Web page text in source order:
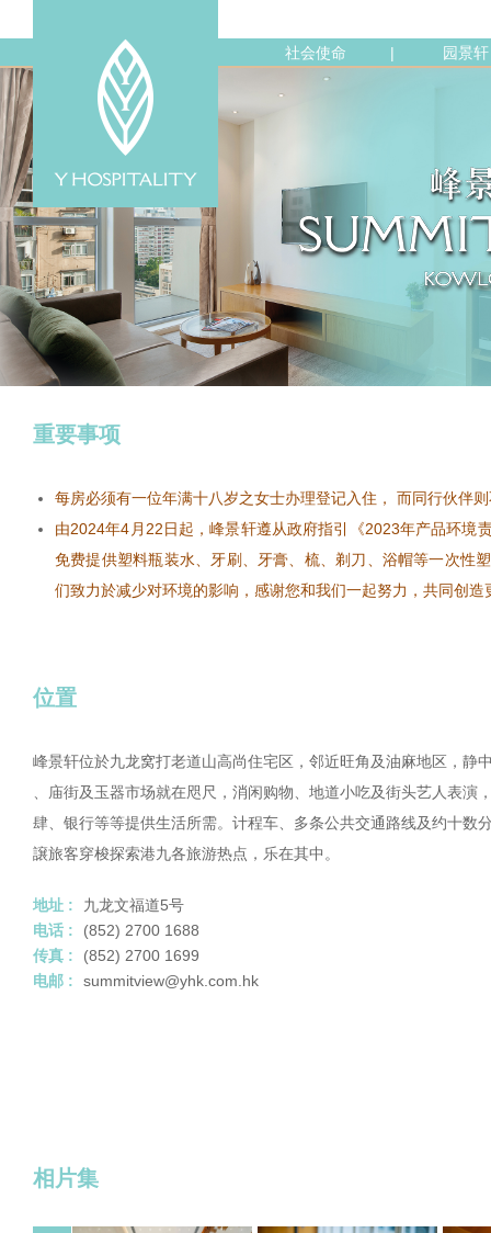
社会使命 | 园景轩
重要事项
每房必须有一位年满十八岁之女士办理登记入住， 而同行伙伴
由2024年4月22日起，峰景轩遵从政府指引《2023年产品环境
免费提供塑料瓶装水、牙刷、牙膏、梳、剃刀、浴帽等一次性
们致力於减少对环境的影响，感谢您和我们一起努力，共同创
位置
峰景轩位於九龙窝打老道山高尚住宅区，邻近旺角及油麻地区，静
、庙街及玉器市场就在咫尺，消闲购物、地道小吃及街头艺人表演
肆、银行等等提供生活所需。计程车、多条公共交通路线及约十数
譲旅客穿梭探索港九各旅游热点，乐在其中。
地址 :
九龙文福道5号
电话 :
(852) 2700 1688
传真 :
(852) 2700 1699
电邮 :
summitview@yhk.com.hk
相片集